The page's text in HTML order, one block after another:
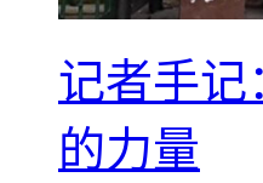
记者手记
的力量